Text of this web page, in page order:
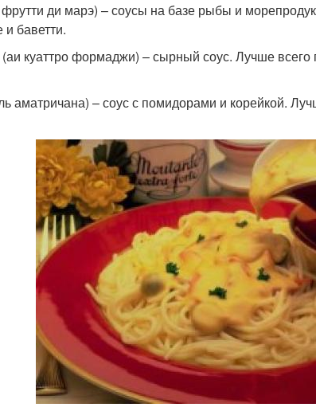
ди марэ) – соусы на базе рыбы и
и баветти.
куаттро формаджи) – сырный соус. Лучше всего
аматричана) – соус с помидорами и корейкой.